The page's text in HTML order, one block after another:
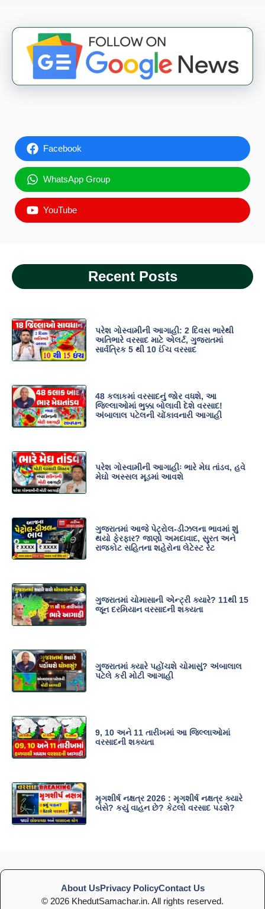
Facebook
WhatsApp Group
YouTube
Recent Posts
પરેશ ગોસ્વામીની આગાહી: 2 દિવસ ભારેથી
અતિભારે વરસાદ માટે એલર્ટ, ગુજરાતમાં
સાર્વત્રિક 5 થી 10 ઈંચ વરસાદ
48 કલાકમાં વરસાદનું જોર વધશે, આ
જિલ્લાઓમાં ભુક્કા બોલાવી દેશે વરસાદ!
અંબાલાલ પટેલની ચોંકાવનારી આગાહી
પરેશ ગોસ્વામીની આગાહીઃ ભારે મેઘ તાંડવ, હવે
મેઘો અસ્સલ મૂડમાં આવશે
ગુજરાતમાં આજે પેટ્રોલ-ડીઝલના ભાવમાં શું
થયો ફેરફાર? જાણો અમદાવાદ, સુરત અને
રાજકોટ સહિતના શહેરોના લેટેસ્ટ રેટ
ગુજરાતમાં ચોમાસાની એન્ટ્રી ક્યારે? 11થી 15
જૂન દરમિયાન વરસાદની શક્યતા
ગુજરાતમાં ક્યારે પહોંચશે ચોમાસું? અંબાલાલ
પટેલે કરી મોટી આગાહી
9, 10 અને 11 તારીખમાં આ જિલ્લાઓમાં
વરસાદની શક્યતા
મૃગશીર્ષ નક્ષત્ર 2026 : મૃગશીર્ષ નક્ષત્ર ક્યારે
બેસે? કયું વાહન છે? કેટલો વરસાદ પડશે?
© 2026 KhedutSamachar.in. All rights reserved.
About UsPrivacy PolicyContact Us